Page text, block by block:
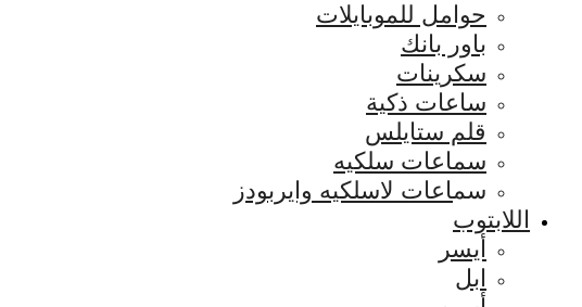
حوامل للموبايلات
باور بانك
سكرينات
ساعات ذكية
قلم ستايلس
سماعات سلكيه
سماعات لاسلكيه وايربودز
اللابتوب
أيسر
ابل